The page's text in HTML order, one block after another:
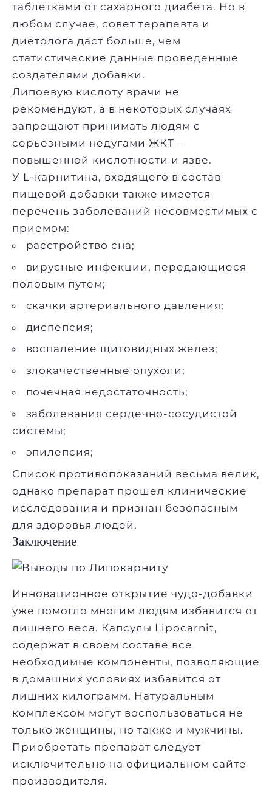
таблетками от сахарного диабета. Но в
любом случае, совет терапевта и
диетолога даст больше, чем
статистические данные проведенные
создателями добавки.
Липоевую кислоту врачи не
рекомендуют, а в некоторых случаях
запрещают принимать людям с
серьезными недугами ЖКТ –
повышенной кислотности и язве.
У L-карнитина, входящего в состав
пищевой добавки также имеется
перечень заболеваний несовместимых с
приемом:
расстройство сна;
вирусные инфекции, передающиеся
половым путем;
скачки артериального давления;
диспепсия;
воспаление щитовидных желез;
злокачественные опухоли;
почечная недостаточность;
заболевания сердечно-сосудистой
системы;
эпилепсия;
Список противопоказаний весьма велик,
однако препарат прошел клинические
исследования и признан безопасным
для здоровья людей.
Заключение
Инновационное открытие чудо-добавки
уже помогло многим людям избавится от
лишнего веса. Капсулы Lipocarnit,
содержат в своем составе все
необходимые компоненты, позволяющие
в домашних условиях избавится от
лишних килограмм. Натуральным
комплексом могут воспользоваться не
только женщины, но также и мужчины.
Приобретать препарат следует
исключительно на официальном сайте
производителя.